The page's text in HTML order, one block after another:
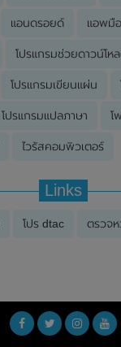
แอนดรอยด์ แอพมื
โปรแกรมช่วยดาวน์โห
โปรแกรมเขียนแผ่น
โปรแกรมแปลภาษา โ
ไวรัสคอมพิวเตอร์
Links
โปร dtac ตรวจ